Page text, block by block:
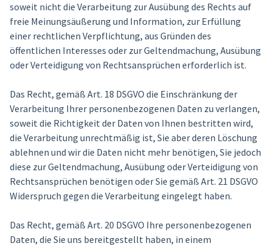
soweit nicht die Verarbeitung zur Ausübung des Rechts auf
freie Meinungsäußerung und Information, zur Erfüllung
einer rechtlichen Verpflichtung, aus Gründen des
öffentlichen Interesses oder zur Geltendmachung, Ausübung
oder Verteidigung von Rechtsansprüchen erforderlich ist.
Das Recht, gemäß Art. 18 DSGVO die Einschränkung der
Verarbeitung Ihrer personenbezogenen Daten zu verlangen,
soweit die Richtigkeit der Daten von Ihnen bestritten wird,
die Verarbeitung unrechtmäßig ist, Sie aber deren Löschung
ablehnen und wir die Daten nicht mehr benötigen, Sie jedoch
diese zur Geltendmachung, Ausübung oder Verteidigung von
Rechtsansprüchen benötigen oder Sie gemäß Art. 21 DSGVO
Widerspruch gegen die Verarbeitung eingelegt haben.
Das Recht, gemäß Art. 20 DSGVO Ihre personenbezogenen
Daten, die Sie uns bereitgestellt haben, in einem